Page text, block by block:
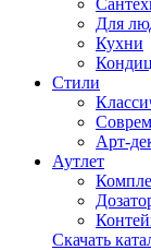
Для
Кухни
Стили
Арт-
Аутлет
Скачать